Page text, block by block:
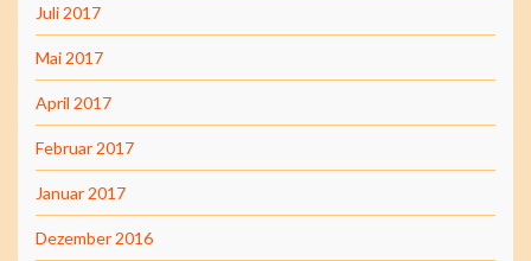
Juli 2017
Mai 2017
April 2017
Februar 2017
Januar 2017
Dezember 2016